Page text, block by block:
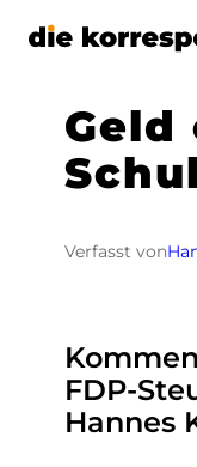
Zum
Geld
Verfasst von
FDP-
Hannes